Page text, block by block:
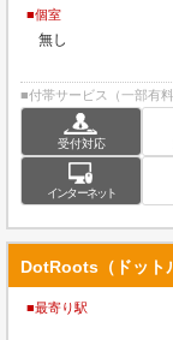
■個室
無し
■付帯サービス（一部有料
受付対応
インターネット
DotRoots（ドット
■最寄り駅